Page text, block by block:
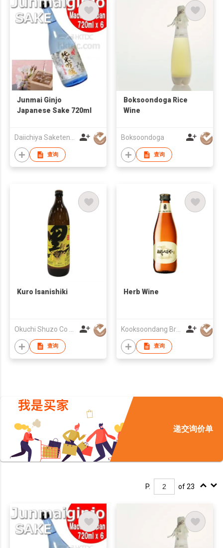
Junmai Ginjo
Japanese Sake 720ml
Daiichiya Saketen KK
查询
Boksoondoga Rice
Wine
Boksoondoga
查询
Kuro Isanishiki
查询
Herb Wine
Kooksoondang Brewery Co Ltd
查询
递交询价单
P. of 23